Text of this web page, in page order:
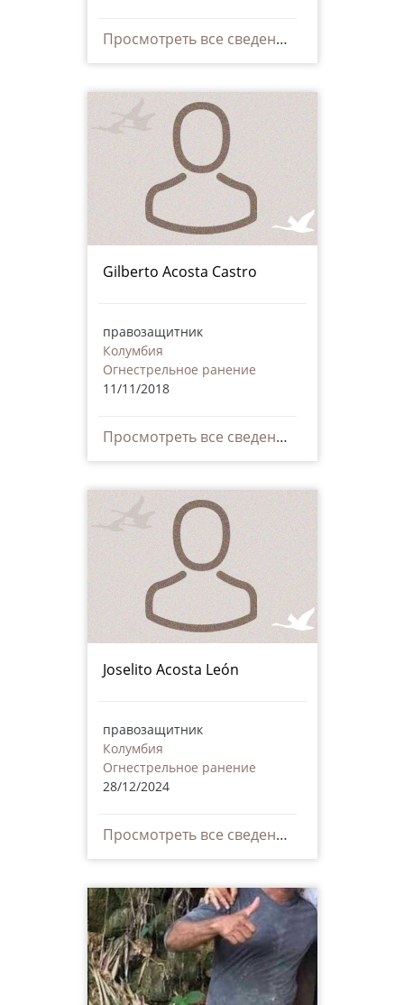
Просмотреть все сведения
Gilberto Acosta Castro
правозащитник
Колумбия
Огнестрельное ранение
11/11/2018
Просмотреть все сведения
Joselito Acosta León
правозащитник
Колумбия
Огнестрельное ранение
28/12/2024
Просмотреть все сведения